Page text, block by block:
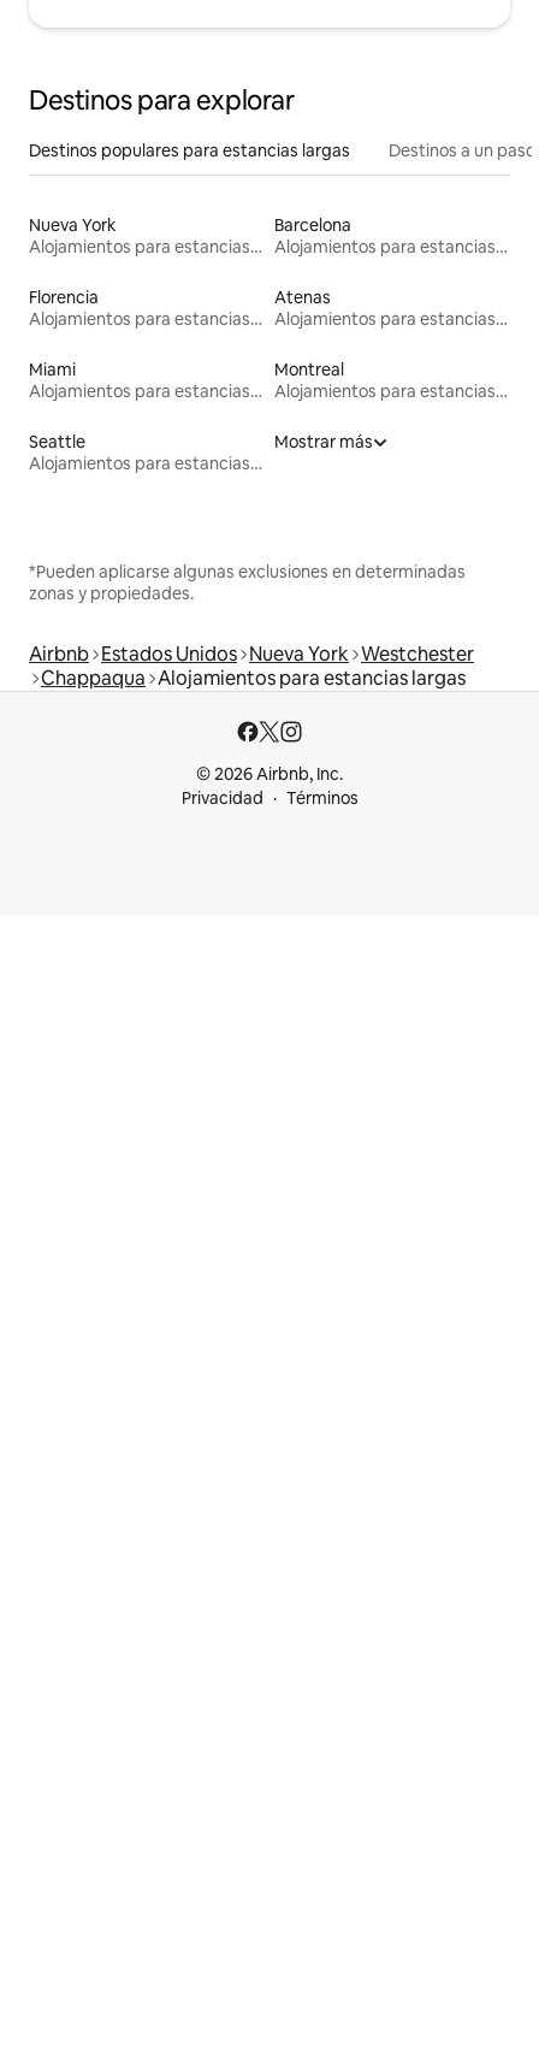
Destinos para explorar
Destinos populares para estancias largas Destinos a un
Nueva York
Alojamientos para estancias largas
Barcelona
Alojamientos para estancias largas
Florencia
Alojamientos para estancias largas
Atenas
Alojamientos para estancias largas
Miami
Alojamientos para estancias largas
Montreal
Alojamientos para estancias largas
Seattle
Alojamientos para estancias largas
Mostrar más
*Pueden aplicarse algunas exclusiones en determinadas
zonas y propiedades.
Airbnb Estados Unidos Nueva York Westchester
Chappaqua Alojamientos para estancias largas
© 2026 Airbnb, Inc.
Privacidad
Términos